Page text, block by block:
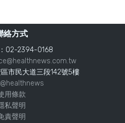
絡方式
02-2394-0168
市民大道三段142號5樓
@healthnews
用條款
私聲明
責聲明